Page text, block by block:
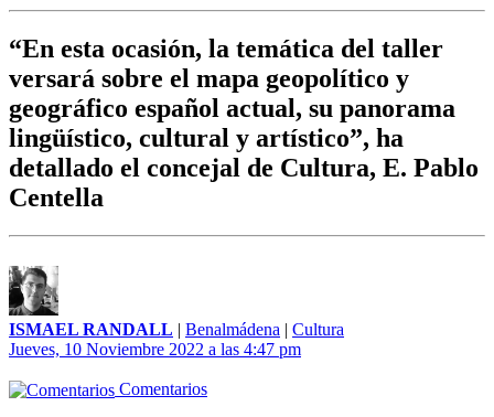
“En esta ocasión, la temática del taller
versará sobre el mapa geopolítico y
geográfico español actual, su panorama
lingüístico, cultural y artístico”, ha
detallado el concejal de Cultura, E. Pablo
Centella
ISMAEL RANDALL | Benalmádena | Cultura
Jueves, 10 Noviembre 2022 a las 4:47 pm
Comentarios